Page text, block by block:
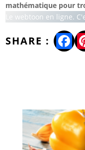
mathématique pour
Le webtoon en ligne.